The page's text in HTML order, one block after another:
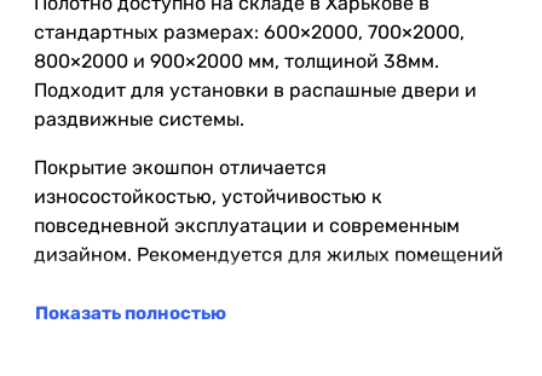
стандартных размерах: 600×2000, 700×2000,
800×2000 и 900×2000 мм, толщиной 38мм.
Подходит для установки в распашные двери и
раздвижные системы.
Покрытие экошпон отличается
износостойкостью, устойчивостью к
повседневной эксплуатации и современным
дизайном. Рекомендуется для жилых помещений
Показать полностью